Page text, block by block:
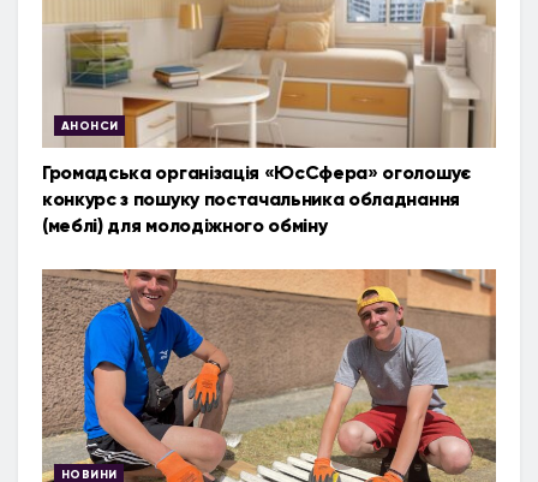
АНОНСИ
Громадська організація «ЮсСфера» оголошує
конкурс з пошуку постачальника обладнання
(меблі) для молодіжного обміну
НОВИНИ